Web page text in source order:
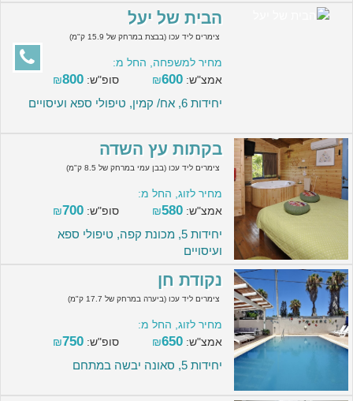
הבית של יעל
צימרים ליד עכו (בבצת במרחק של 15.9 ק"מ)
מחיר למשפחה, החל מ:
אמצ"ש:
₪600 סופ"ש: ₪800
יחידות 6, אח/ קמין, טיפולי ספא ועיסויים
בקתות עץ השדה
צימרים ליד עכו (בבן עמי במרחק של 8.5 ק"מ)
מחיר לזוג, החל מ:
אמצ"ש:
₪580 סופ"ש: ₪700
יחידות 5, מכונת קפה, טיפולי ספא
ועיסויים
נקודת חן
צימרים ליד עכו (ביערה במרחק של 17.7 ק"מ)
מחיר לזוג, החל מ:
אמצ"ש:
₪650 סופ"ש: ₪750
יחידות 5, סאונה יבשה במתחם